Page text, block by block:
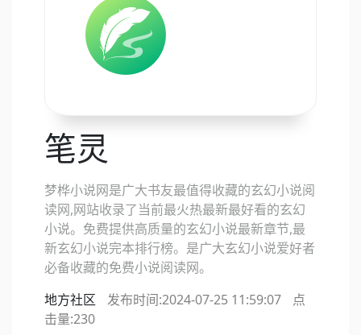
笔灵
梦桦小说网是广大书友最值得收藏的玄幻小说阅
读网,网站收录了当前最火热最新最好看的玄幻
小说。免费提供高质量的玄幻小说最新章节,最
新玄幻小说完本排行榜。是广大玄幻小说爱好者
必备收藏的免费小说阅读网。
地方社区
发布时间:2024-07-25 11:59:07
点
击量:230